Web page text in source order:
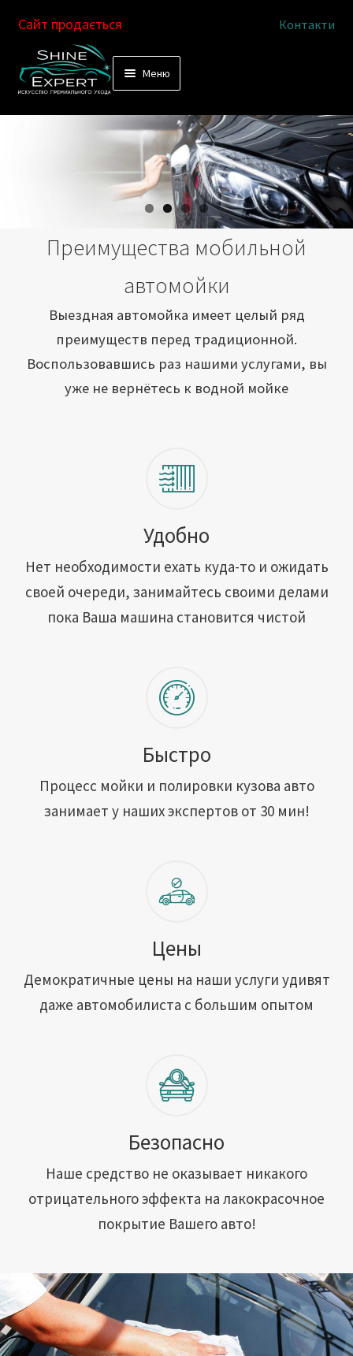
Перейти
к
Перейти
к
Сайт продається Контакти
Меню
Выездная автомойка
Химчистка салона
Подетальная химчистка
Как это работает
Сотрудничество
Вакансии
Адреса обслуживания
Контакты
Преимущества мобильной
автомойки
Выездная автомойка имеет целый ряд
преимуществ перед традиционной.
Воспользовавшись раз нашими услугами, вы
уже не вернётесь к водной мойке
Удобно
Нет необходимости ехать куда-то и ожидать
своей очереди, занимайтесь своими делами
пока Ваша машина становится чистой
Быстро
Процесс мойки и полировки кузова авто
занимает у наших экспертов от 30 мин!
Цены
Демократичные цены на наши услуги удивят
даже автомобилиста с большим опытом
Безопасно
Наше средство не оказывает никакого
отрицательного эффекта на лакокрасочное
покрытие Вашего авто!